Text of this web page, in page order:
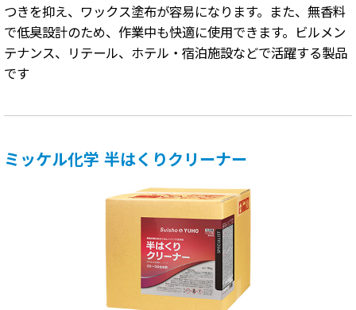
つきを抑え、ワックス塗布が容易になります。また、無香料
で低臭設計のため、作業中も快適に使用できます。ビルメン
テナンス、リテール、ホテル・宿泊施設などで活躍する製品
です
ミッケル化学 半はくりクリーナー